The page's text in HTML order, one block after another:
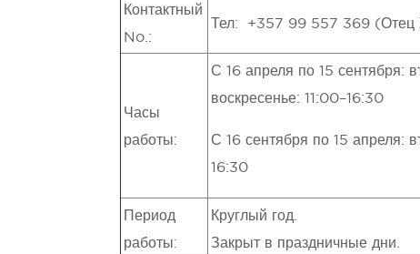
Контактный
No.:
Тел: +357 99 557 369 (Отец
Часы
работы:
С 16 апреля по 15 сентября:
воскресенье: 11:00–16:30
С 16 сентября по 15 апреля:
16:30
Период
работы:
Круглый год.
Закрыт в праздничные дни.